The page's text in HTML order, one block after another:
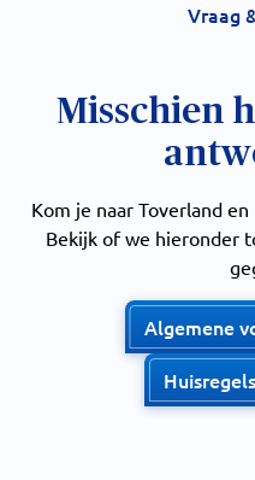
Vraag
Misschien
Kom je naar Toverland
Bekijk of we hieronder
Algemene